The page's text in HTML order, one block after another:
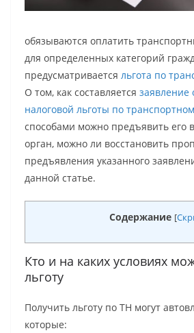
обязываются оплатить
для определенных категорий
предусматривается льгота по
О том, как составляется заявление
налоговой льготы по
способами можно предъявить его
орган, можно ли восстановить
предъявления указанного
данной статье.
Содержание [
Кто и на каких условиях
льготу
Получить льготу по ТН могут
которые: